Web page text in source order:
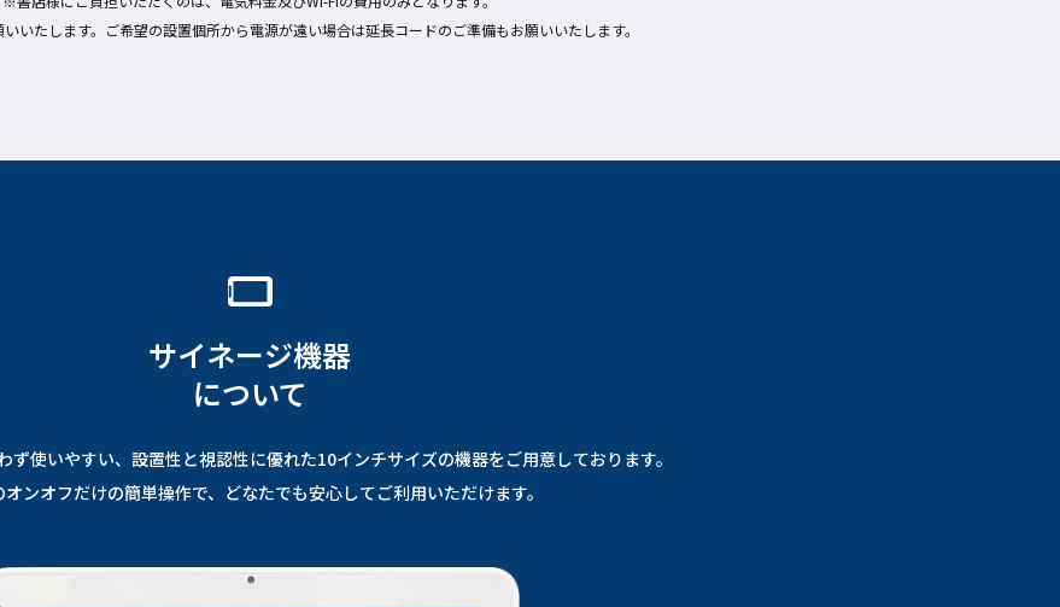
いたします。ご希望の設置個所から電源が遠い場合は延長コードのご準備もお願いいたします。
サイネージ機器
について
ず使いやすい、設置性と視認性に優れた10インチサイズの機器をご用意しております。
オンオフだけの簡単操作で、どなたでも安心してご利用いただけます。